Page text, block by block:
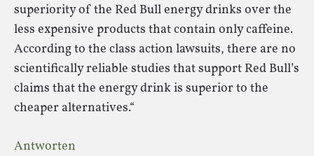
superiority of the Red Bull energy drinks over the
less expensive products that contain only caffeine.
According to the class action lawsuits, there are no
scientifically reliable studies that support Red Bull’s
claims that the energy drink is superior to the
cheaper alternatives.“
Antworten